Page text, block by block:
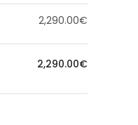
2,290.00€
2,290.00€